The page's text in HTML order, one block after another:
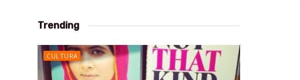
Trending
CULTURA